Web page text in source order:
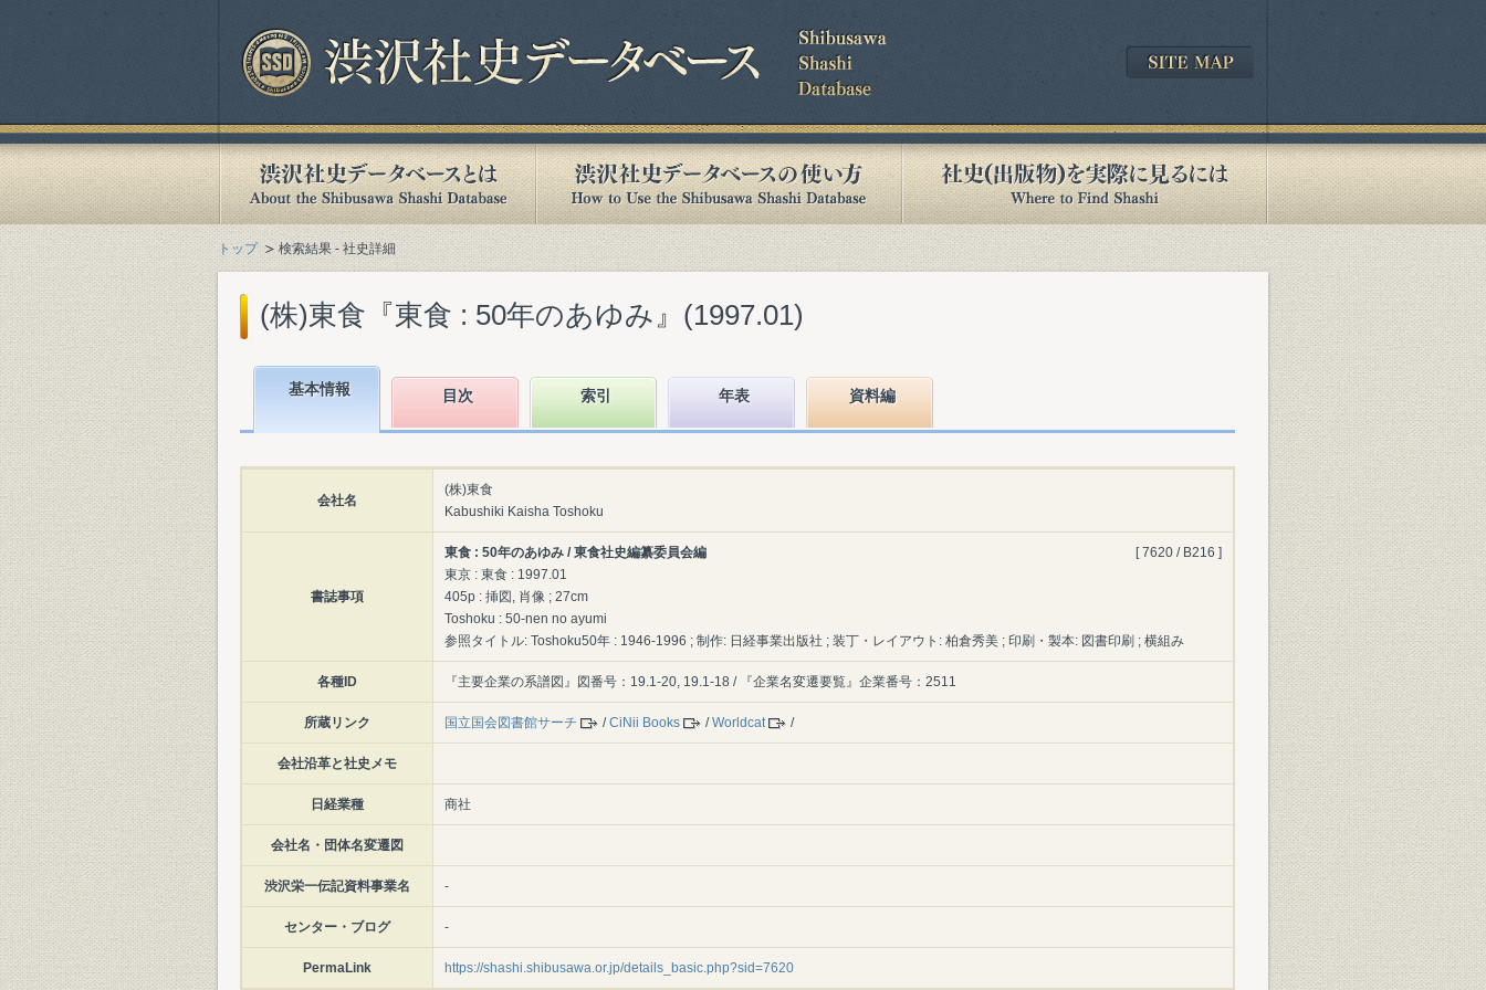
トップ 検索結果 - 社史詳細
(株)東食『東食 : 50年のあゆみ』(1997.01)
基本情報 目次 索引 年表 資料編
会社名
(株)東食
Kabushiki Kaisha Toshoku
書誌事項
[ 7620 / B216 ]
東食 : 50年のあゆみ / 東食社史編纂委員会編
東京 : 東食 : 1997.01
405p : 挿図, 肖像 ; 27cm
Toshoku : 50-nen no ayumi
参照タイトル: Toshoku50年 : 1946-1996 ; 制作: 日経事業出版社 ; 装丁・レイアウト: 柏倉秀美 ; 印刷・製本: 図書印刷 ; 横組み
各種ID 『主要企業の系譜図』図番号：19.1-20, 19.1-18 / 『企業名変遷要覧』企業番号：2511
所蔵リンク 国立国会図書館サーチ /CiNii Books /Worldcat /
会社沿革と社史メモ
日経業種 商社
会社名・団体名変遷図
渋沢栄一伝記資料事業名 -
センター・ブログ -
PermaLink https://shashi.shibusawa.or.jp/details_basic.php?sid=7620